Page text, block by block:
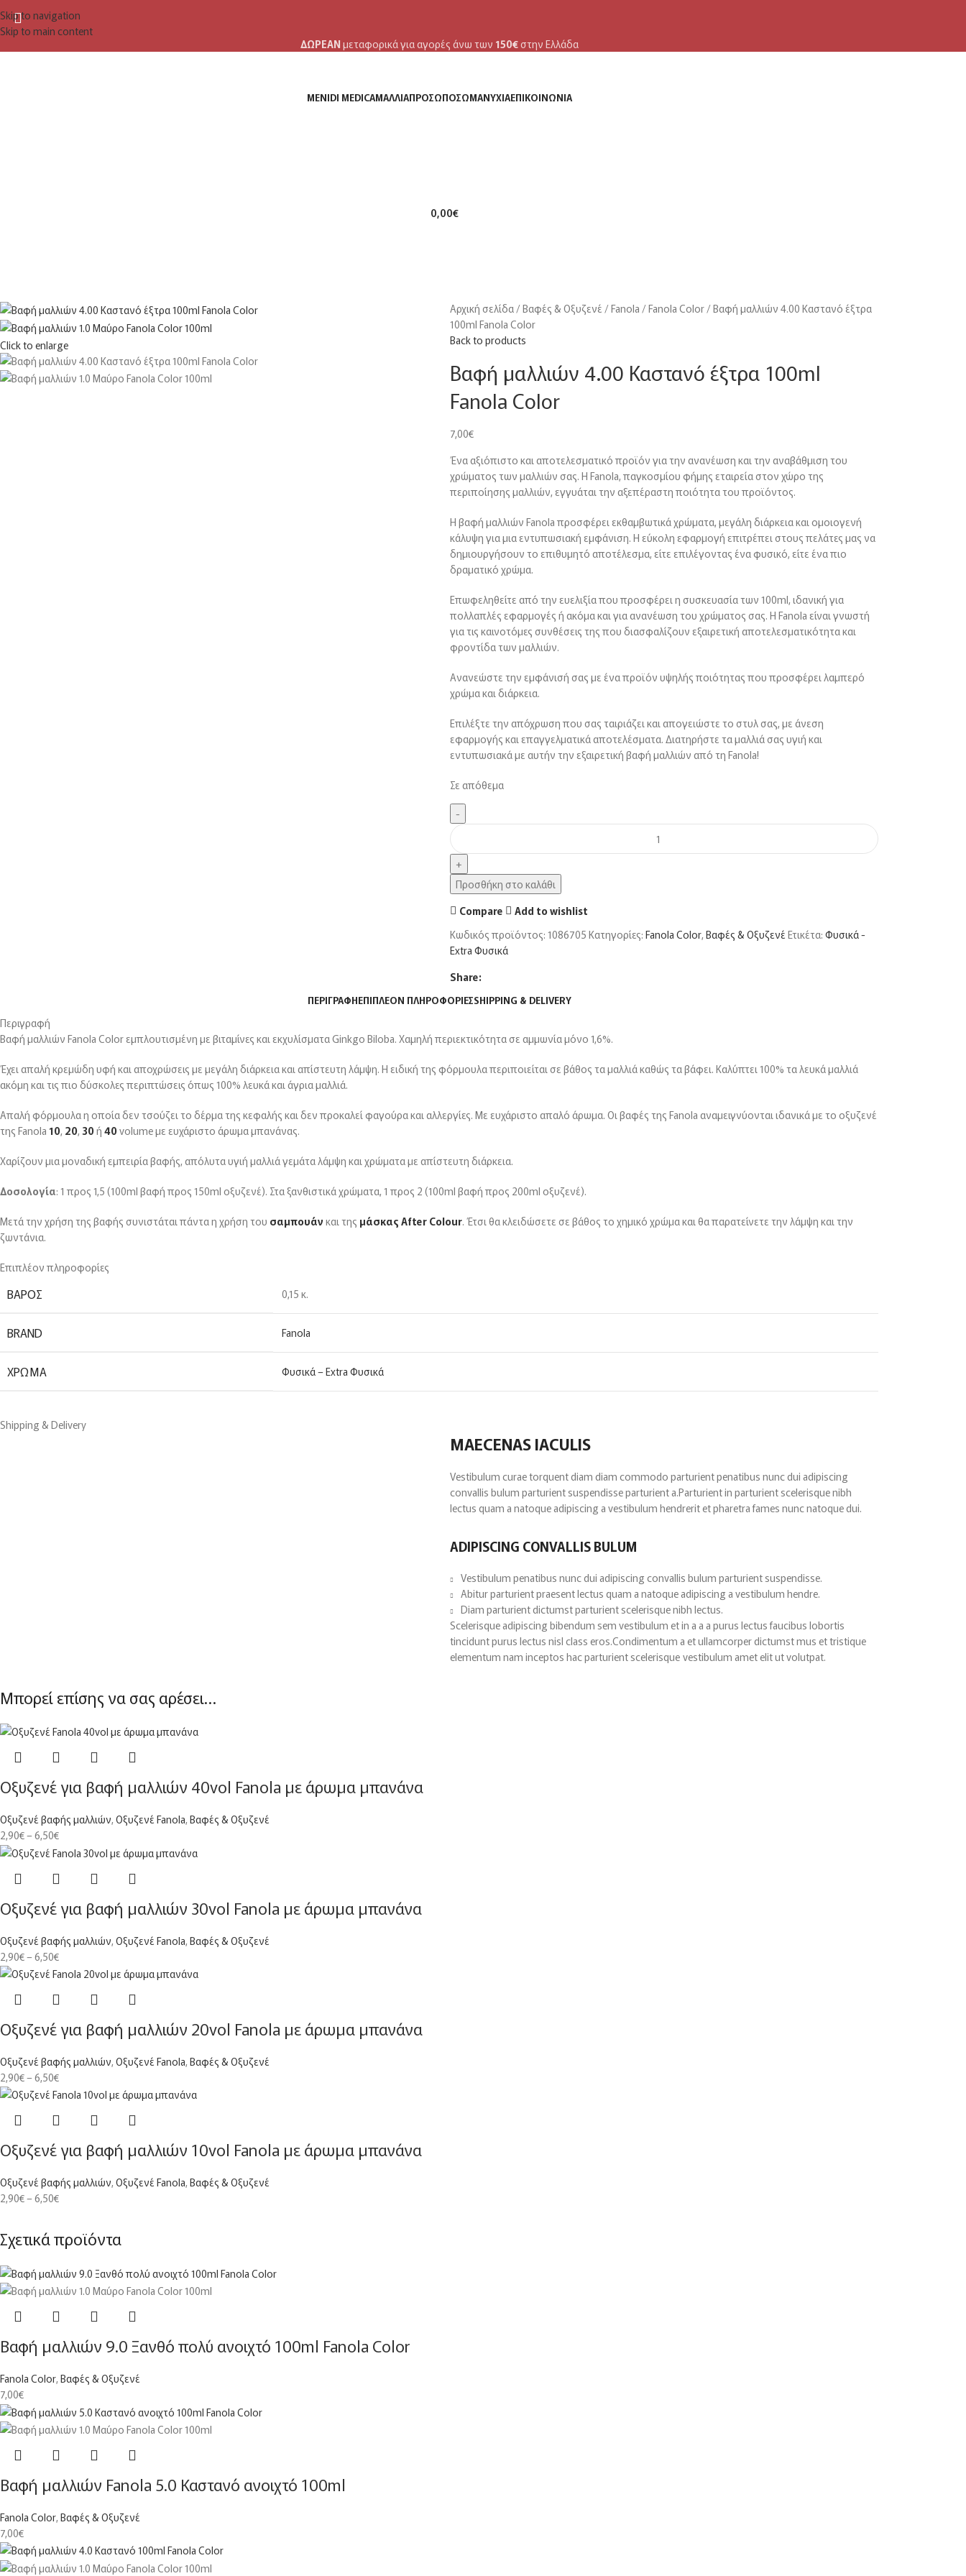
Skip to navigation
Skip to main content
ΔΩΡΕΑΝ μεταφορικά για αγορές άνω των 150€στην Ελλάδα
MENIDI MEDICAΜΑΛΛΙΆΠΡΌΣΩΠΟΣΏΜΑΝΎΧΙΑΕΠΙΚΟΙΝΩΝΊΑ
0,00€
Click to enlarge
Αρχική σελίδα Βαφές & Οξυζενέ Fanola Fanola Color Βαφή μαλλιών 4.00 Καστανό έξτρα
100ml Fanola Color
Back to products
Βαφή μαλλιών 4.00 Καστανό έξτρα 100ml
Fanola Color
7,00€
Ένα αξιόπιστο και αποτελεσματικό προϊόν για την ανανέωση και την αναβάθμιση του
χρώματος των μαλλιών σας. Η Fanola, παγκοσμίου φήμης εταιρεία στον χώρο της
περιποίησης μαλλιών, εγγυάται την αξεπέραστη ποιότητα του προϊόντος.
Η βαφή μαλλιών Fanola προσφέρει εκθαμβωτικά χρώματα, μεγάλη διάρκεια και ομοιογενή
κάλυψη για μια εντυπωσιακή εμφάνιση. Η εύκολη εφαρμογή επιτρέπει στους πελάτες μας να
δημιουργήσουν το επιθυμητό αποτέλεσμα, είτε επιλέγοντας ένα φυσικό, είτε ένα πιο
δραματικό χρώμα.
Επωφεληθείτε από την ευελιξία που προσφέρει η συσκευασία των 100ml, ιδανική για
πολλαπλές εφαρμογές ή ακόμα και για ανανέωση του χρώματος σας. Η Fanola είναι γνωστή
για τις καινοτόμες συνθέσεις της που διασφαλίζουν εξαιρετική αποτελεσματικότητα και
φροντίδα των μαλλιών.
Ανανεώστε την εμφάνισή σας με ένα προϊόν υψηλής ποιότητας που προσφέρει λαμπερό
χρώμα και διάρκεια.
Επιλέξτε την απόχρωση που σας ταιριάζει και απογειώστε το στυλ σας, με άνεση
εφαρμογής και επαγγελματικά αποτελέσματα. Διατηρήστε τα μαλλιά σας υγιή και
εντυπωσιακά με αυτήν την εξαιρετική βαφή μαλλιών από τη Fanola!
Σε απόθεμα
Προσθήκη στο καλάθι
Compare
Add to wishlist
Κωδικός προϊόντος: 1086705 Κατηγορίες: Fanola Color, Βαφές & Οξυζενέ Ετικέτα: Φυσικά -
Extra Φυσικά
Share:
ΠΕΡΙΓΡΑΦΉΕΠΙΠΛΈΟΝ ΠΛΗΡΟΦΟΡΊΕΣSHIPPING & DELIVERY
Περιγραφή
Βαφή μαλλιών Fanola Color εμπλουτισμένη με βιταμίνες και εκχυλίσματα Ginkgo Biloba. Χαμηλή περιεκτικότητα σε αμμωνία μόνο 1,6%.
Έχει απαλή κρεμώδη υφή και αποχρώσεις με μεγάλη διάρκεια και απίστευτη λάμψη. Η ειδική της φόρμουλα περιποιείται σε βάθος τα μαλλιά καθώς τα βάφει. Καλύπτει 100% τα λευκά μαλλιά
ακόμη και τις πιο δύσκολες περιπτώσεις όπως 100% λευκά και άγρια μαλλιά.
Απαλή φόρμουλα η οποία δεν τσούζει το δέρμα της κεφαλής και δεν προκαλεί φαγούρα και αλλεργίες. Με ευχάριστο απαλό άρωμα. Οι βαφές της Fanola αναμειγνύονται ιδανικά με το οξυζενέ
της Fanola 10, 20, 30ή 40volume με ευχάριστο άρωμα μπανάνας.
Χαρίζουν μια μοναδική εμπειρία βαφής, απόλυτα υγιή μαλλιά γεμάτα λάμψη και χρώματα με απίστευτη διάρκεια.
Δοσολογία: 1 προς 1,5 (100ml βαφή προς 150ml οξυζενέ). Στα ξανθιστικά χρώματα, 1 προς 2 (100ml βαφή προς 200ml οξυζενέ).
Μετά την χρήση της βαφής συνιστάται πάντα η χρήση του σαμπουάν και της μάσκας After Colour. Έτσι θα κλειδώσετε σε βάθος το χημικό χρώμα και θα παρατείνετε την λάμψη και την
ζωντάνια.
Επιπλέον πληροφορίες
ΒΆΡΟΣ 0,15 κ.
BRAND Fanola
ΧΡΏΜΑ Φυσικά – Extra Φυσικά
Shipping & Delivery
MAECENAS IACULIS
Vestibulum curae torquent diam diam commodo parturient penatibus nunc dui adipiscing
convallis bulum parturient suspendisse parturient a.Parturient in parturient scelerisque nibh
lectus quam a natoque adipiscing a vestibulum hendrerit et pharetra fames nunc natoque dui.
ADIPISCING CONVALLIS BULUM
Vestibulum penatibus nunc dui adipiscing convallis bulum parturient suspendisse.
Abitur parturient praesent lectus quam a natoque adipiscing a vestibulum hendre.
Diam parturient dictumst parturient scelerisque nibh lectus.
Scelerisque adipiscing bibendum sem vestibulum et in a a a purus lectus faucibus lobortis
tincidunt purus lectus nisl class eros.Condimentum a et ullamcorper dictumst mus et tristique
elementum nam inceptos hac parturient scelerisque vestibulum amet elit ut volutpat.
Μπορεί επίσης να σας αρέσει…
Οξυζενέ για βαφή μαλλιών 40vol Fanola με άρωμα μπανάνα
Οξυζενέ βαφής μαλλιών, Οξυζενέ Fanola, Βαφές & Οξυζενέ
2,90€–6,50€
Οξυζενέ για βαφή μαλλιών 30vol Fanola με άρωμα μπανάνα
Οξυζενέ βαφής μαλλιών, Οξυζενέ Fanola, Βαφές & Οξυζενέ
2,90€–6,50€
Οξυζενέ για βαφή μαλλιών 20vol Fanola με άρωμα μπανάνα
Οξυζενέ βαφής μαλλιών, Οξυζενέ Fanola, Βαφές & Οξυζενέ
2,90€–6,50€
Οξυζενέ για βαφή μαλλιών 10vol Fanola με άρωμα μπανάνα
Οξυζενέ βαφής μαλλιών, Οξυζενέ Fanola, Βαφές & Οξυζενέ
2,90€–6,50€
Σχετικά προϊόντα
Βαφή μαλλιών 9.0 Ξανθό πολύ ανοιχτό 100ml Fanola Color
Fanola Color, Βαφές & Οξυζενέ
7,00€
Βαφή μαλλιών Fanola 5.0 Καστανό ανοιχτό 100ml
Fanola Color, Βαφές & Οξυζενέ
7,00€